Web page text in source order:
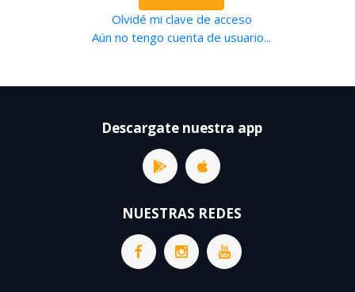
Olvidé mi clave de acceso
Aún no tengo cuenta de usuario...
Descargate nuestra app
NUESTRAS REDES